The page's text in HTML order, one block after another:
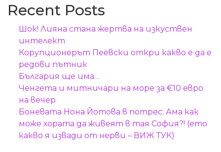
Recent Posts
Шок! Лияна стана жертва на изкуствен
интелект
Корупционерът Пеевски откри какво е да е
редови пътник
България ще има…
Ченгета и митничари на море за €10 евро
на вечер
Боневата Нона Йотова в потрес: Ама как
може хората да живеят в тая София?! (ето
какво я извади от нерви – ВИЖ ТУК)